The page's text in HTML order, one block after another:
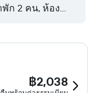
พัก 2 คน, ห้องพัก 1
฿2,038